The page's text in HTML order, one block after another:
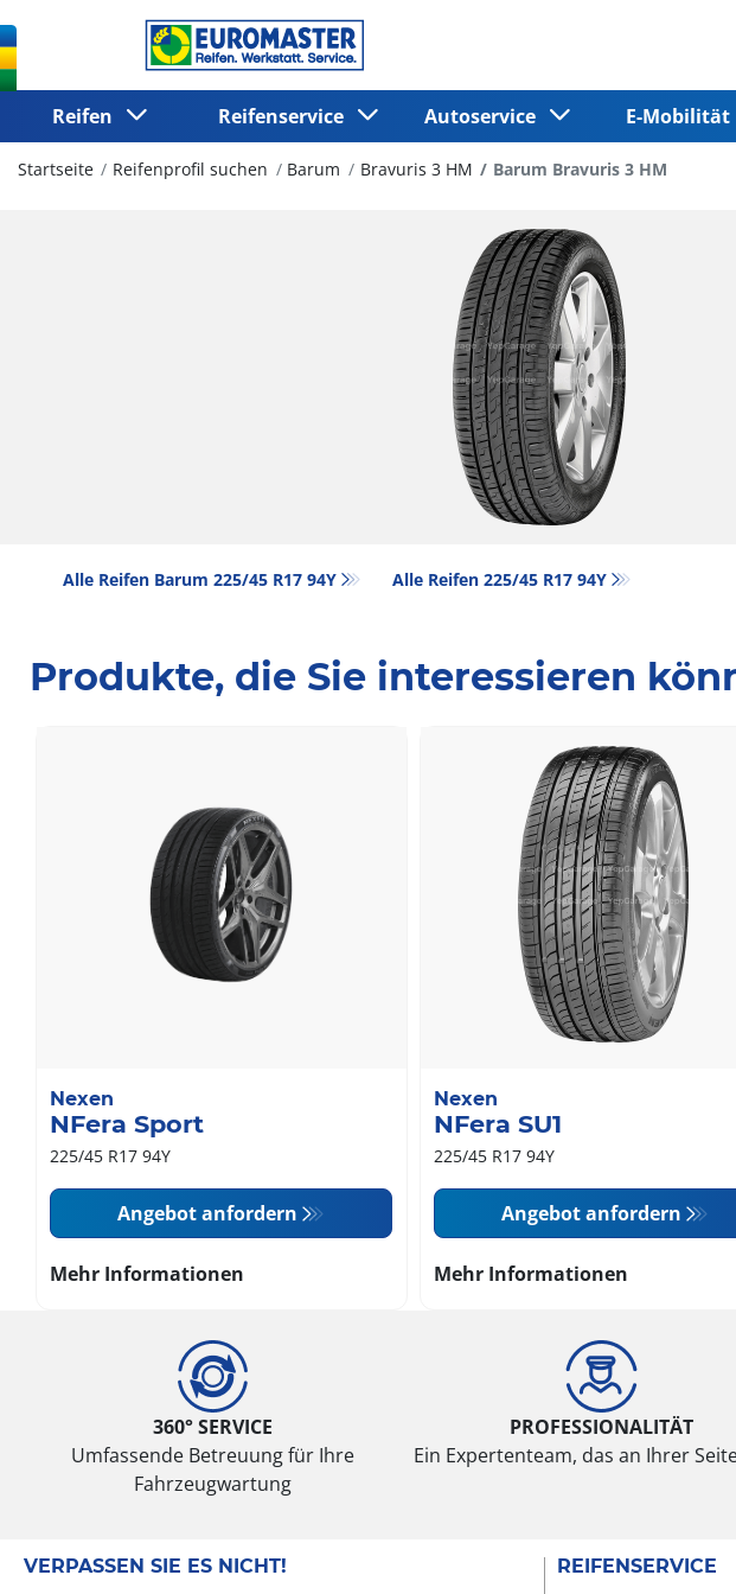
Reifen Reifenservice Autoservice E-Mobilität
Startseite Reifenprofil suchen Barum Bravuris 3 HM Barum Bravuris 3 HM
Alle Reifen Barum 225/45 R17 94Y Alle Reifen‎ 225/45 R17 94Y
Produkte, die Sie interessieren
Nexen
NFera Sport
225/45 R17 94Y
Angebot anfordern
Mehr Informationen
Nexen
NFera SU1
225/45 R17 94Y
Angebot anfordern
Mehr Informationen
360° SERVICE
Umfassende Betreuung für Ihre
Fahrzeugwartung
PROFESSIONALITÄT
Ein Expertenteam, das an Ihrer
VERPASSEN SIE ES NICHT!
REIFENSERVICE